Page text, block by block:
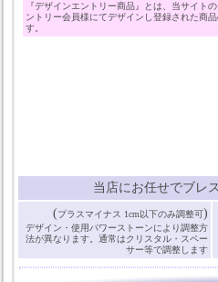
『デザインエントリー商品』とは、当サイト
ントリー会員様にてデザインし登録された商
す。
当店にお任せでブレ
(プラスマイナス 1cm以下のみ調整可)
デザイン・使用パワーストーンにより調整方
法が異なります。通常はクリスタル・スペー
サー等で調整します